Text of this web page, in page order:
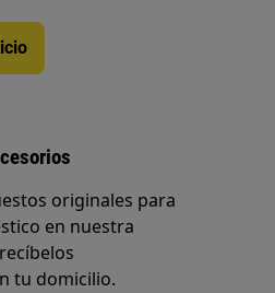
originales para
en nuestra
tu domicilio.